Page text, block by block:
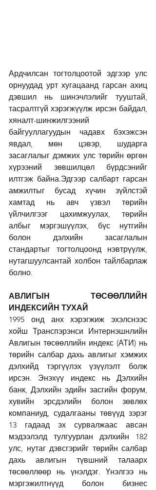
Ардчилсан тогтолцоотой эдгээр улс
орнуудад урт хугацаанд гарсан ахиц
дэвшил нь шинэчлэлийг тууштай,
тасралтгүй хэрэгжүүлж ирсэн байдал,
хяналт-шинжилгээний
байгууллагуудын чадавх бэхэжсэн
явдал, мөн цэвэр, шударга
засаглалыг дэмжих улс төрийн өргөн
хүрээний зөвшилцөл бүрдсэнийг
илтгэж байна.Эдгээр салбарт гарсан
амжилтыг бусад хүчин зүйлстэй
хамтад нь авч үзвэл төрийн
үйлчилгээг цахимжуулах, төрийн
албыг мэргэшүүлэх, бүс нутгийн
болон дэлхийн засаглалын
стандартыг тогтолцоонд нэвтрүүлж,
нутагшуулсантай холбон тайлбарлаж
болно.
АВЛИГЫН ТӨСӨӨЛЛИЙН
ИНДЕКСИЙН ТУХАЙ
1995 онд анх хэрэгжиж эхэлснээс
хойш Транспэрэнси Интернэшнлийн
Авлигын төсөөллийн индекс (АТИ) нь
төрийн салбар дахь авлигыг хэмжих
дэлхийд тэргүүлэх үзүүлэлт болж
ирсэн. Энэхүү индекс нь Дэлхийн
банк, Дэлхийн эдийн засгийн форум,
хувийн эрсдэлийн болон зөвлөх
компаниуд, судалгааны төвүүд зэрэг
13 гадаад эх сурвалжаас авсан
мэдээлэлд тулгуурлан дэлхийн 182
улс, нутаг дэвсгэрийг төрийн салбар
дахь авлигын түвшний талаарх
төсөөллөөр нь үнэлдэг. Үнэлгээ нь
мэргэжилтнүүд болон бизнес